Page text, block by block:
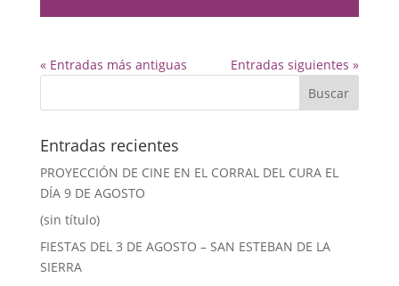
« Entradas más antiguas Entradas siguientes »
Entradas recientes
PROYECCIÓN DE CINE EN EL CORRAL DEL CURA EL
DÍA 9 DE AGOSTO
(sin título)
FIESTAS DEL 3 DE AGOSTO – SAN ESTEBAN DE LA
SIERRA